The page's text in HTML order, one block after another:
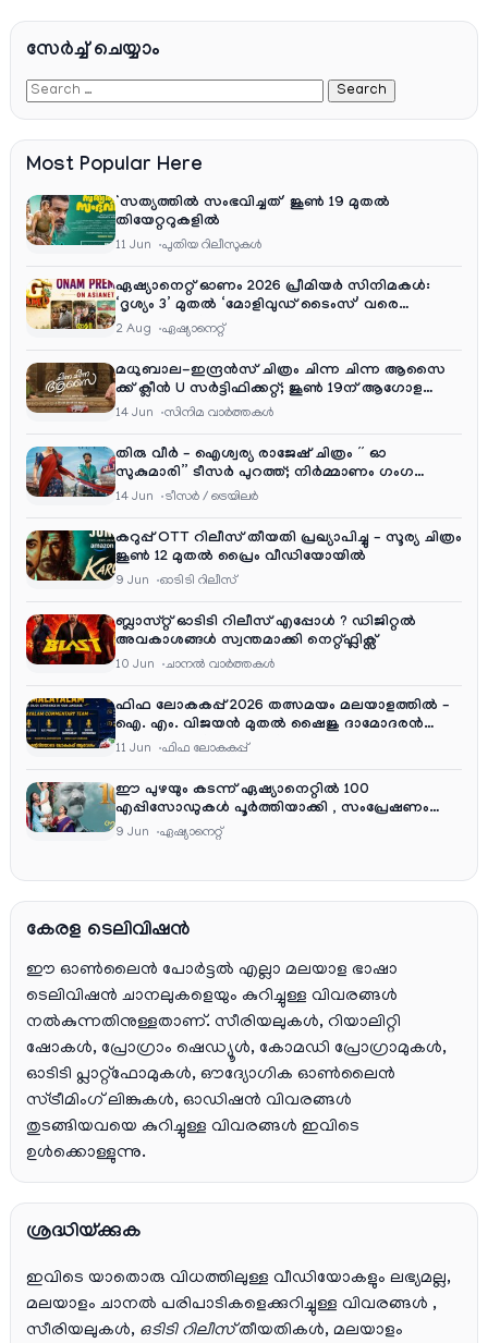
സേര്‍ച്ച്‌ ചെയ്യാം
Most Popular Here
‘സത്യത്തിൽ സംഭവിച്ചത്’ ജൂൺ 19 മുതൽ
തിയേറ്ററുകളിൽ
11 Jun പുതിയ റിലീസുകള്‍
ഏഷ്യാനെറ്റ് ഓണം 2026 പ്രീമിയർ സിനിമകൾ:
‘ദൃശ്യം 3’ മുതൽ ‘മോളിവുഡ് ടൈംസ്’ വരെ
ആഘോഷ വിരുന്ന്
2 Aug ഏഷ്യാനെറ്റ്‌
മധുബാല-ഇന്ദ്രൻസ് ചിത്രം ചിന്ന ചിന്ന ആസൈ
ക്ക് ക്ലീൻ U സർട്ടിഫിക്കറ്റ്; ജൂൺ 19ന് ആഗോള
റിലീസ്
14 Jun സിനിമ വാര്‍ത്തകള്‍
തിരു വീർ – ഐശ്വര്യ രാജേഷ് ചിത്രം ” ഓ
സുകുമാരി” ടീസർ പുറത്ത്; നിർമ്മാണം ഗംഗ
എന്റർടൈൻമെന്റ്‌സ്
14 Jun ടീസര്‍ / ട്രെയിലര്‍
കറുപ്പ് OTT റിലീസ് തീയതി പ്രഖ്യാപിച്ചു – സൂര്യ ചിത്രം
ജൂൺ 12 മുതൽ പ്രൈം വീഡിയോയിൽ
9 Jun ഓടിടി റിലീസ്
ബ്ലാസ്റ്റ് ഓടിടി റിലീസ് എപ്പോൾ ? ഡിജിറ്റൽ
അവകാശങ്ങൾ സ്വന്തമാക്കി നെറ്റ്ഫ്ലിക്സ്
10 Jun ചാനല്‍ വാര്‍ത്തകള്‍
ഫിഫ ലോകകപ്പ് 2026 തത്സമയം മലയാളത്തിൽ –
ഐ. എം. വിജയൻ മുതൽ ഷൈജു ദാമോദരൻ
വരെ കമന്ററി സംഘത്തിൽ
11 Jun ഫിഫ ലോകകപ്പ്
ഈ പുഴയും കടന്ന് ഏഷ്യാനെറ്റിൽ 100
എപ്പിസോഡുകൾ പൂർത്തിയാക്കി , സംപ്രേഷണം
തിങ്കൾ മുതൽ വെള്ളി വരെ രാത്രി 9:30 ന്
9 Jun ഏഷ്യാനെറ്റ്‌
കേരള ടെലിവിഷൻ
ഈ ഓൺലൈൻ പോർട്ടൽ എല്ലാ മലയാള ഭാഷാ
ടെലിവിഷൻ ചാനലുകളെയും കുറിച്ചുള്ള വിവരങ്ങൾ
നൽകുന്നതിനുള്ളതാണ്. സീരിയലുകൾ, റിയാലിറ്റി
ഷോകൾ, പ്രോഗ്രാം ഷെഡ്യൂൾ, കോമഡി പ്രോഗ്രാമുകൾ,
ഓടിടി പ്ലാറ്റ്‌ഫോമുകൾ, ഔദ്യോഗിക ഓൺലൈൻ
സ്ട്രീമിംഗ് ലിങ്കുകൾ, ഓഡിഷൻ വിവരങ്ങൾ
തുടങ്ങിയവയെ കുറിച്ചുള്ള വിവരങ്ങൾ ഇവിടെ
ഉൾക്കൊള്ളുന്നു.
ശ്രദ്ധിയ്ക്കുക
ഇവിടെ യാതൊരു വിധത്തിലുള്ള വീഡിയോകളും ലഭ്യമല്ല,
മലയാളം ചാനല്‍ പരിപാടികളെക്കുറിച്ചുള്ള വിവരങ്ങള്‍ ,
സീരിയലുകള്‍, ഒടിടി റിലീസ്തീയതികള്‍, മലയാളം